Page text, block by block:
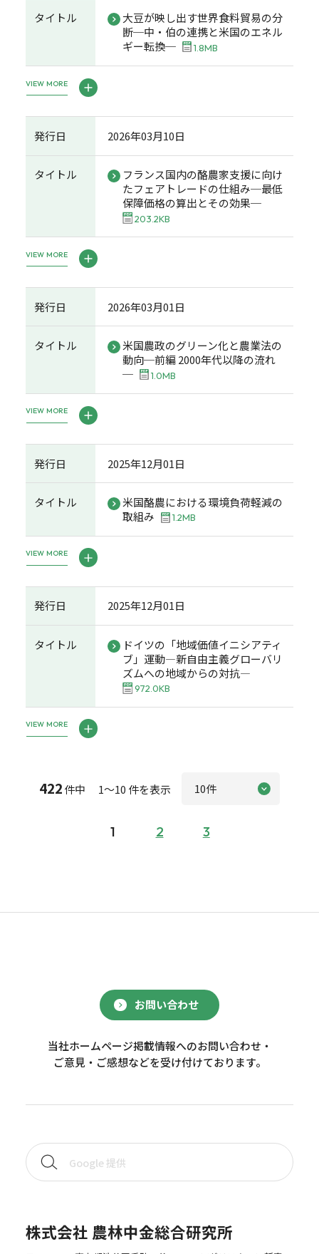
タイトル
大豆が映し出す世界食料貿易の分
断─中・伯の連携と米国のエネル
ギー転換─
1.8MB
VIEW MORE
発行日 2026年03月10日
タイトル
フランス国内の酪農家支援に向け
たフェアトレードの仕組み─最低
保障価格の算出とその効果─
203.2KB
VIEW MORE
発行日 2026年03月01日
タイトル
米国農政のグリーン化と農業法の
動向─前編 2000年代以降の流れ
─
1.0MB
VIEW MORE
発行日 2025年12月01日
タイトル
米国酪農における環境負荷軽減の
取組み
1.2MB
VIEW MORE
発行日 2025年12月01日
タイトル
ドイツの「地域価値イニシアティ
ブ」運動―新自由主義グローバリ
ズムへの地域からの対抗―
972.0KB
VIEW MORE
422件中 1～10 件を表示
1 2 3
お問い合わせ
当社ホームページ掲載情報へのお問い合わせ・
ご意見・ご感想などを受け付けております。
株式会社 農林中金総合研究所